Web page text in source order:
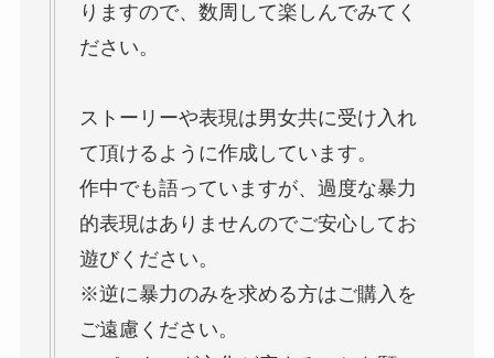
りますので、数周して楽しんでみてく
ださい。
ストーリーや表現は男女共に受け入れ
て頂けるように作成しています。
作中でも語っていますが、過度な暴力
的表現はありませんのでご安心してお
遊びください。
※逆に暴力のみを求める方はご購入を
ご遠慮ください。